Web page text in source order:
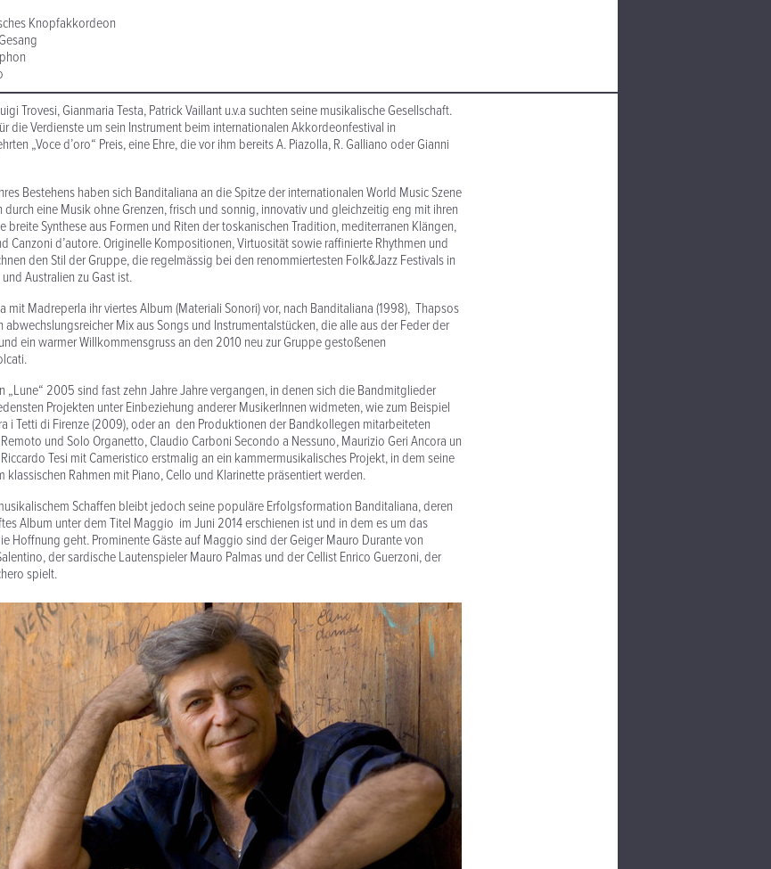
Knopfakkordeon
Trovesi, Gianmaria Testa, Patrick Vaillant u.v.a suchten seine musikalische Gesellschaft.
die Verdienste um sein Instrument beim internationalen Akkordeonfestival in
„Voce d’oro“ Preis, eine Ehre, die vor ihm bereits A. Piazolla, R. Galliano oder Gianni
Bestehens haben sich Banditaliana an die Spitze der internationalen World Music Szene
durch eine Musik ohne Grenzen, frisch und sonnig, innovativ und gleichzeitig eng mit ihren
breite Synthese aus Formen und Riten der toskanischen Tradition, mediterranen Klängen,
Canzoni d’autore. Originelle Kompositionen, Virtuosität sowie raffinierte Rhythmen und
den Stil der Gruppe, die regelmässig bei den renommiertesten Folk&Jazz Festivals in
Australien zu Gast ist.
mit Madreperla ihr viertes Album (Materiali Sonori) vor, nach Banditaliana (1998), Thapsos
abwechslungsreicher Mix aus Songs und Instrumentalstücken, die alle aus der Feder der
ein warmer Willkommensgruss an den 2010 neu zur Gruppe gestoßenen
„Lune“ 2005 sind fast zehn Jahre Jahre vergangen, in denen sich die Bandmitglieder
Projekten unter Einbeziehung anderer MusikerInnen widmeten, wie zum Beispiel
i Tetti di Firenze (2009), oder an den Produktionen der Bandkollegen mitarbeiteten
und Solo Organetto, Claudio Carboni Secondo a Nessuno, Maurizio Geri Ancora un
Tesi mit Cameristico erstmalig an ein kammermusikalisches Projekt, in dem seine
klassischen Rahmen mit Piano, Cello und Klarinette präsentiert werden.
Schaffen bleibt jedoch seine populäre Erfolgsformation Banditaliana, deren
Album unter dem Titel Maggio im Juni 2014 erschienen ist und in dem es um das
Hoffnung geht. Prominente Gäste auf Maggio sind der Geiger Mauro Durante von
der sardische Lautenspieler Mauro Palmas und der Cellist Enrico Guerzoni, der
spielt.